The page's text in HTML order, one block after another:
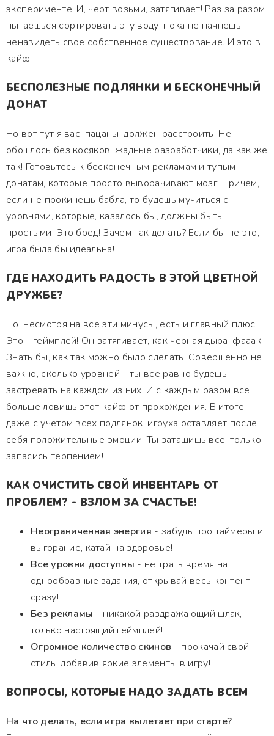
эксперименте. И, черт возьми, затягивает! Раз за разом
пытаешься сортировать эту воду, пока не начнешь
ненавидеть свое собственное существование. И это в
кайф!
БЕСПОЛЕЗНЫЕ ПОДЛЯНКИ И БЕСКОНЕЧНЫЙ
ДОНАТ
Но вот тут я вас, пацаны, должен расстроить. Не
обошлось без косяков: жадные разработчики, да как же
так! Готовьтесь к бесконечным рекламам и тупым
донатам, которые просто выворачивают мозг. Причем,
если не прокинешь бабла, то будешь мучиться с
уровнями, которые, казалось бы, должны быть
простыми. Это бред! Зачем так делать? Если бы не это,
игра была бы идеальна!
ГДЕ НАХОДИТЬ РАДОСТЬ В ЭТОЙ ЦВЕТНОЙ
ДРУЖБЕ?
Но, несмотря на все эти минусы, есть и главный плюс.
Это - геймплей! Он затягивает, как черная дыра, фааак!
Знать бы, как так можно было сделать. Совершенно не
важно, сколько уровней - ты все равно будешь
застревать на каждом из них! И с каждым разом все
больше ловишь этот кайф от прохождения. В итоге,
даже с учетом всех подлянок, игруха оставляет после
себя положительные эмоции. Ты затащишь все, только
запасись терпением!
КАК ОЧИСТИТЬ СВОЙ ИНВЕНТАРЬ ОТ
ПРОБЛЕМ? - ВЗЛОМ ЗА СЧАСТЬЕ!
Неограниченная энергия - забудь про таймеры и
выгорание, катай на здоровье!
Все уровни доступны - не трать время на
однообразные задания, открывай весь контент
сразу!
Без рекламы - никакой раздражающий шлак,
только настоящий геймплей!
Огромное количество скинов - прокачай свой
стиль, добавив яркие элементы в игру!
ВОПРОСЫ, КОТОРЫЕ НАДО ЗАДАТЬ ВСЕМ
На что делать, если игра вылетает при старте?